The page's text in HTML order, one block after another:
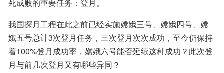
死成败的重要任务：登月。
我国探月工程在此之前已经实施嫦娥三号、嫦娥四号、嫦
娥五号总计3次登月任务，三次登月次次成功，至今仍保持
着100%登月成功率，嫦娥六号能否延续这种成功？此次登
月与前几次登月又有哪些异同？